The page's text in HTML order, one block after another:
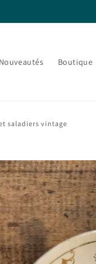
Nouveautés Boutique
saladiers vintage